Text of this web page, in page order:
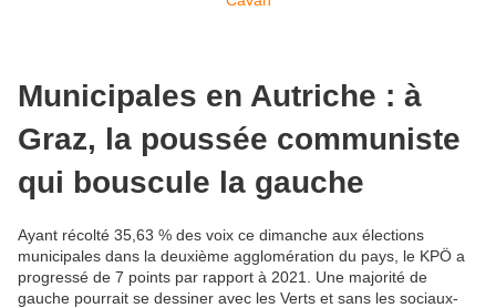
Municipales en Autriche : à
Graz, la poussée communiste
qui bouscule la gauche
Ayant récolté 35,63 % des voix ce dimanche aux élections
municipales dans la deuxième agglomération du pays, le KPÖ a
progressé de 7 points par rapport à 2021. Une majorité de
gauche pourrait se dessiner avec les Verts et sans les sociaux-